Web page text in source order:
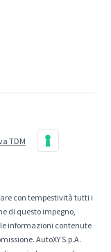
TDM
con tempestività tutti i
di questo impegno,
informazioni contenute
AutoXY S.p.A.